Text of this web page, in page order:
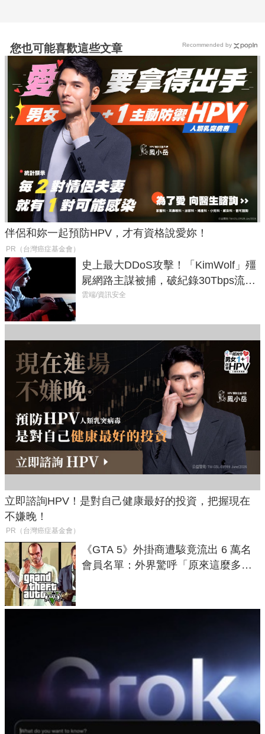
您也可能喜歡這些文章
伴侶和妳一起預防HPV，才有資格說愛妳！
PR（台灣癌症基金會）
史上最大DDoS攻擊！「KimWolf」殭
屍網路主謀被捕，破紀錄30Tbps流量
癱瘓全球！
雲端/資訊安全
立即諮詢HPV！是對自己健康最好的投資，把握現在
不嫌晚！
PR（台灣癌症基金會）
《GTA 5》外掛商遭駭竟流出 6 萬名
會員名單：外界驚呼「原來這麼多人
Recommended by